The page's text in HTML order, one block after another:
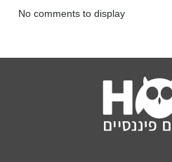
No comments to display